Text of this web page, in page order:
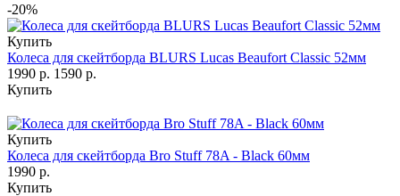
-20%
Купить
Колеса для скейтборда BLURS Lucas Beaufort Classic 52мм
1990 р. 1590 р.
Купить
Купить
Колеса для скейтборда Bro Stuff 78A - Black 60мм
1990 р.
Купить